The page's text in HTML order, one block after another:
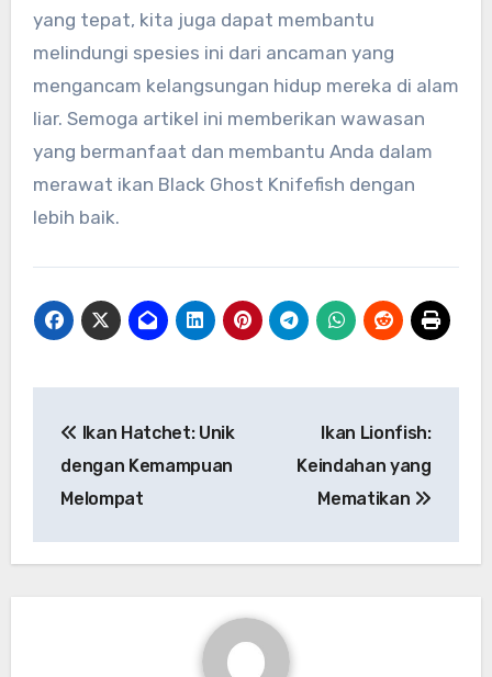
yang tepat, kita juga dapat membantu
melindungi spesies ini dari ancaman yang
mengancam kelangsungan hidup mereka di alam
liar. Semoga artikel ini memberikan wawasan
yang bermanfaat dan membantu Anda dalam
merawat ikan Black Ghost Knifefish dengan
lebih baik.
pos
Ikan Hatchet: Unik
dengan Kemampuan
Melompat
Ikan Lionfish:
Keindahan yang
Mematikan